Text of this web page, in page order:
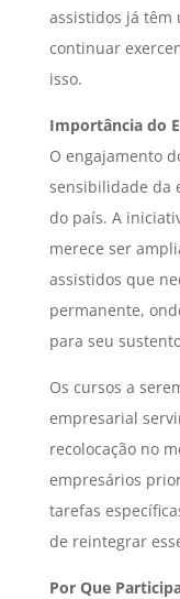
assistidos já têm
continuar
isso.
Importância do
O engajamento
sensibilidade da
do país. A
merece ser
assistidos que
permanente,
para seu
Os cursos a
empresarial
recolocação no
empresários
tarefas
de reintegrar
Por Que